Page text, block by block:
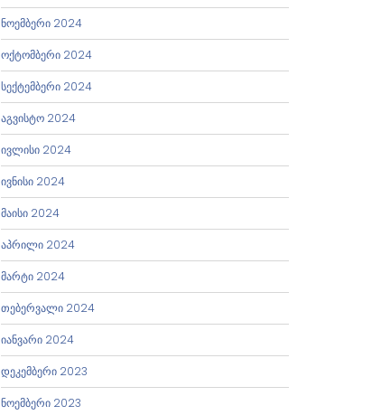
ნოემბერი 2024
ოქტომბერი 2024
სექტემბერი 2024
აგვისტო 2024
ივლისი 2024
ივნისი 2024
მაისი 2024
აპრილი 2024
მარტი 2024
თებერვალი 2024
იანვარი 2024
დეკემბერი 2023
ნოემბერი 2023